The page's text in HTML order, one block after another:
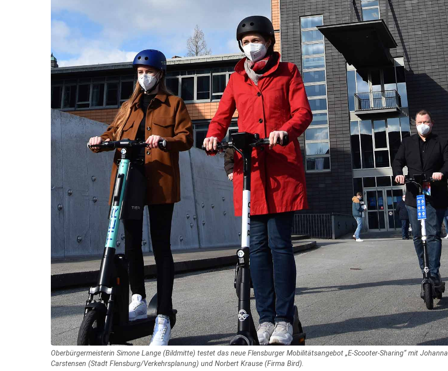
Oberbürgermeisterin Simone Lange (Bildmitte) testet das neue Flensburger Mobilitätsangebot „E-Scooter-Sharing“ mit Johanna
Carstensen (Stadt Flensburg/Verkehrsplanung) und Norbert Krause (Firma Bird).